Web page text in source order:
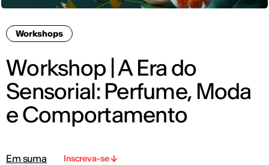
Workshops
Workshop | A Era do
Sensorial: Perfume, Moda
e Comportamento
Em suma Inscreva-se